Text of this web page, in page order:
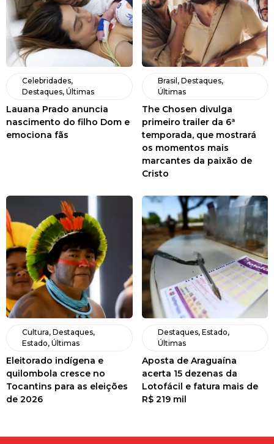
Celebridades,
Destaques, Últimas
Lauana Prado anuncia
nascimento do filho Dom e
emociona fãs
Brasil , Destaques,
Últimas
The Chosen divulga
primeiro trailer da 6ª
temporada, que mostrará
os momentos mais
marcantes da paixão de
Cristo
Cultura, Destaques,
Estado, Últimas
Eleitorado indígena e
quilombola cresce no
Tocantins para as eleições
de 2026
Destaques, Estado,
Últimas
Aposta de Araguaína
acerta 15 dezenas da
Lotofácil e fatura mais de
R$ 219 mil